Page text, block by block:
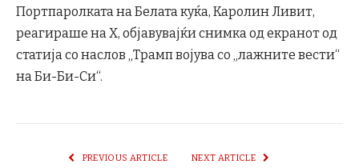
Портпаролката на Белата куќа, Каролин Ливит,
реагираше на X, објавувајќи снимка од екранот од
статија со наслов „Трамп војува со „лажните вести“
на Би-Би-Си“.
PREVIOUS ARTICLE NEXT ARTICLE